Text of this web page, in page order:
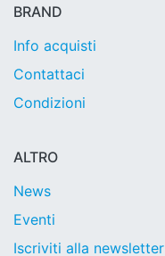
BRAND
Info acquisti
Contattaci
Condizioni
ALTRO
News
Eventi
Iscriviti alla newsletter